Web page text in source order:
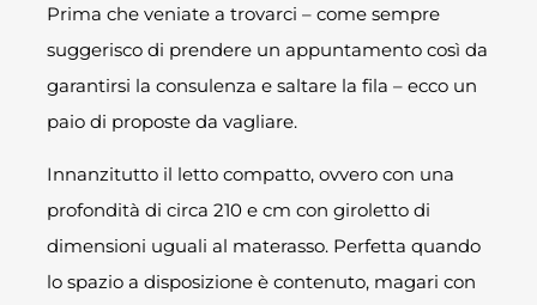
Prima che veniate a trovarci – come sempre
suggerisco di prendere un appuntamento così da
garantirsi la consulenza e saltare la fila – ecco un
paio di proposte da vagliare.
Innanzitutto il letto compatto, ovvero con una
profondità di circa 210 e cm con giroletto di
dimensioni uguali al materasso. Perfetta quando
lo spazio a disposizione è contenuto, magari con